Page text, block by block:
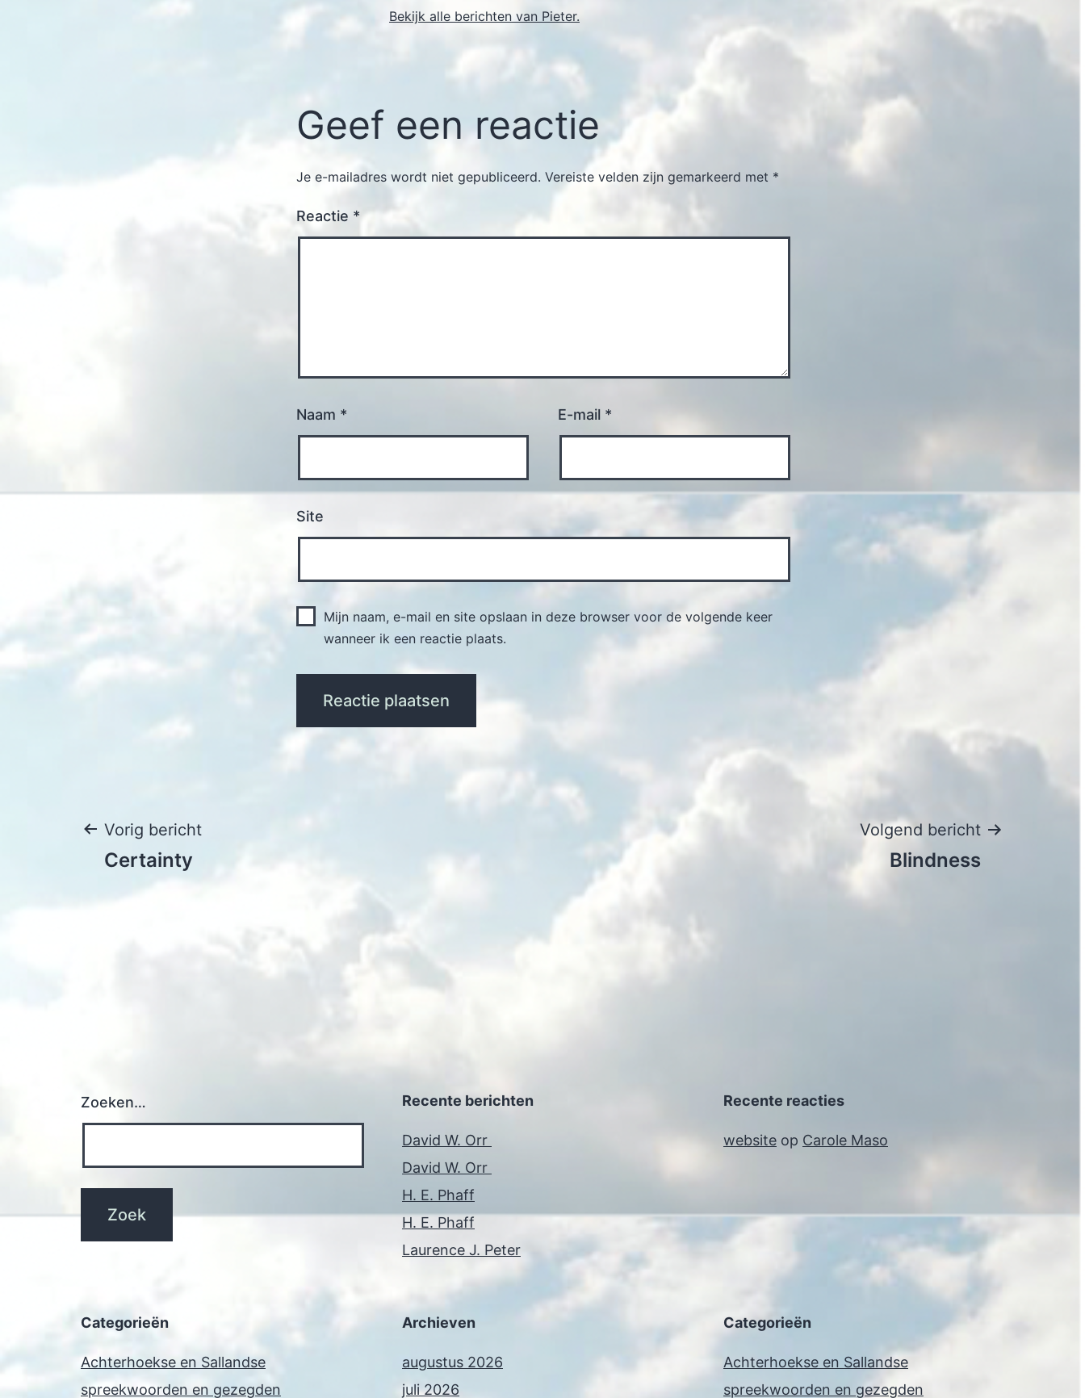
Bekijk alle berichten van Pieter.
Geef een reactie
Je e-mailadres wordt niet gepubliceerd. Vereiste velden zijn gemarkeerd met *
Reactie *
Naam * E-mail *
Site
Mijn naam, e-mail en site opslaan in deze browser voor de volgende keer
wanneer ik een reactie plaats.
Bericht
navigatie
Vorig bericht
Certainty
Volgend bericht
Blindness
Zoeken… Recente berichten
David W. Orr
David W. Orr
H. E. Phaff
H. E. Phaff
Laurence J. Peter
Recente reacties
website op Carole Maso
Categorieën
Achterhoekse en Sallandse
spreekwoorden en gezegden
Archieven
augustus 2026
juli 2026
Categorieën
Achterhoekse en Sallandse
spreekwoorden en gezegden